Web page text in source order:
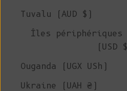
Tuvalu (AUD $)
Îles périphériques
(USD
Ouganda (UGX USh)
Ukraine (UAH ₴)